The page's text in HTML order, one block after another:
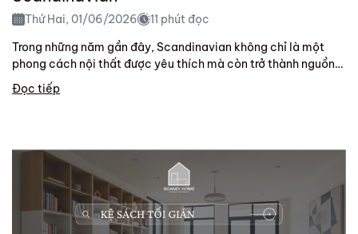
Thứ Hai, 01/06/2026
11 phút đọc
Trong những năm gần đây, Scandinavian không chỉ là một
phong cách nội thất được yêu thích mà còn trở thành nguồn
cảm hứng cho lối...
Đọc tiếp